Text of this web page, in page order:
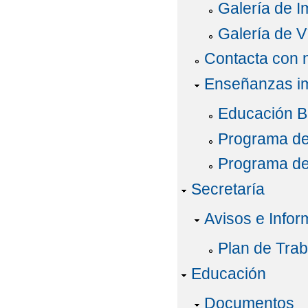
Galería de
Galería de
Contacta con
Enseñanzas
Educación
Programa
Programa
Secretaría
Avisos e
Plan de
Educación
Documentos